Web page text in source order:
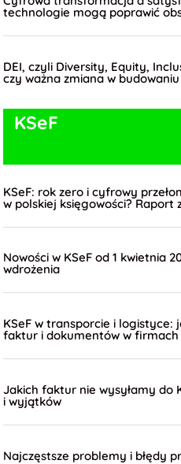
technologie mogą poprawić
DEI, czyli Diversity, Equity,
czy ważna zmiana w budowaniu
KSeF
KSeF: rok zero i cyfrowy
w polskiej księgowości? Raport
Nowości w KSeF od 1 kwietnia
wdrożenia
KSeF w transporcie i logistyce:
faktur i dokumentów w firmach
Jakich faktur nie wysyłamy do
i wyjątków
Najczęstsze problemy i błędy